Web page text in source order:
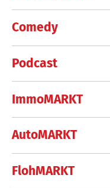
Comedy
Podcast
ImmoMARKT
AutoMARKT
FlohMARKT